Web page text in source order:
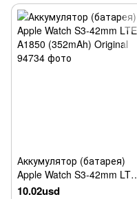
Аккумулятор (батарея)
Apple Watch S3-42mm LTE
A1850 (352mAh) Original
10.02usd